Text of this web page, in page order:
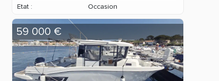
Etat :
Occasion
59 000 €